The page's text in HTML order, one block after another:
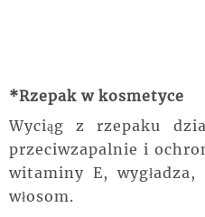
*Rzepak w kosmetyce
Wyciąg z rzepaku
przeciwzapalnie i
witaminy E,
włosom.